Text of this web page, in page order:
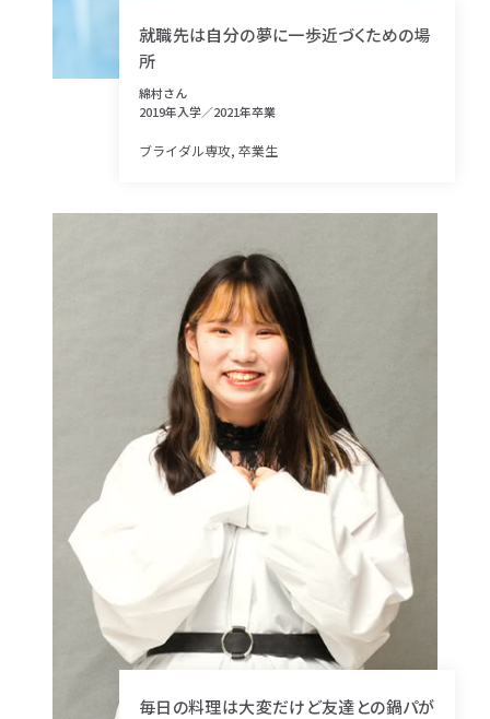
就職先は自分の夢に一歩近づくための場
所
綿村さん
2019年入学／2021年卒業
ブライダル専攻, 卒業生
毎日の料理は大変だけど友達との鍋パが